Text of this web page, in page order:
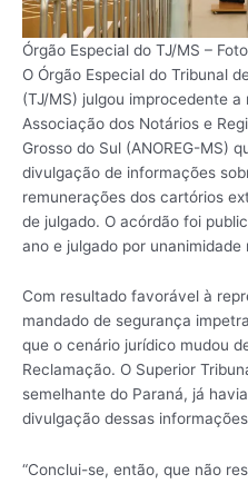
Órgão Especial do TJ/MS –
O Órgão Especial do Tribunal
(TJ/MS) julgou improcedente
Associação dos Notários e
Grosso do Sul (ANOREG-MS)
divulgação de informações
remunerações dos cartórios
de julgado. O acórdão foi
ano e julgado por
Com resultado favorável à
mandado de segurança
que o cenário jurídico mudou
Reclamação. O Superior
semelhante do Paraná, já
divulgação dessas
“Conclui-se, então, que não